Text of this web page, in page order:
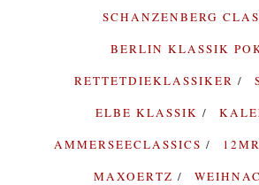
SCHANZENBERG
BERLIN KLASSIK
RETTETDIEKLASSIKER
ELBE KLASSIK
AMMERSEECLASSICS
12MR
MAXOERTZ